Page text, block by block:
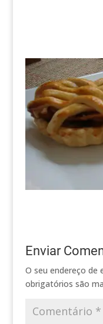
Enviar
O seu endereço de
obrigatórios são